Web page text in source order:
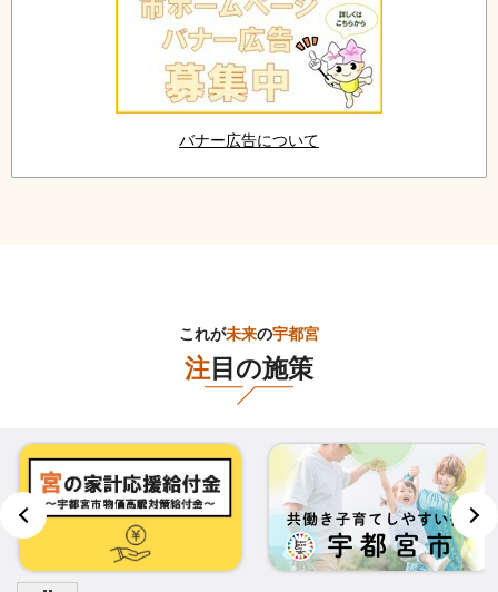
バナー広告について
これが未来の宇都宮
注目の施策